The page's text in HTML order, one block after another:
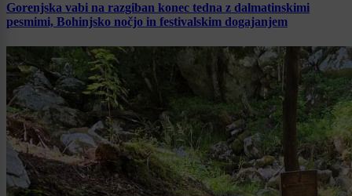
Gorenjska vabi na razgiban konec tedna z dalmatinskimi
pesmimi, Bohinjsko nočjo in festivalskim dogajanjem